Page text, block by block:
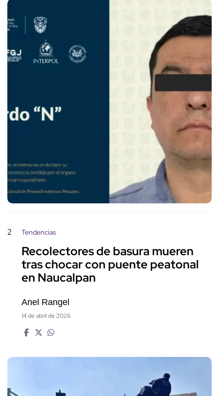
2 Tendencias
Recolectores de basura mueren
tras chocar con puente peatonal
en Naucalpan
Anel Rangel
14 de abril de 2026